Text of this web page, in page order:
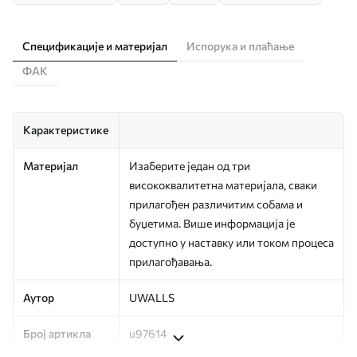
Спецификације и материјал
Испорука и плаћање
ФАК
Карактеристике
Материјал
Изаберите један од три
висококвалитетна материјала, сваки
прилагођен различитим собама и
буџетима. Више информација је
доступно у наставку или током процеса
прилагођавања.
Аутор UWALLS
Број артикла u97614